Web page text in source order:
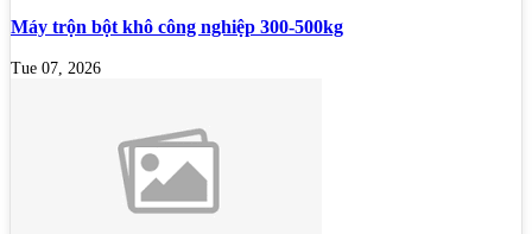
Máy trộn bột khô công nghiệp 300-500kg
Tue 07, 2026